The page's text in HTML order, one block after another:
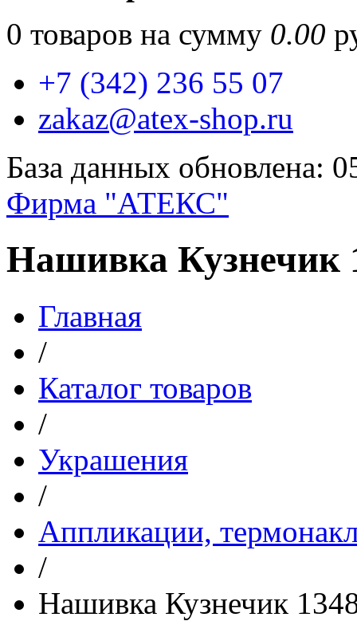
0 товаров на сумму 0.00
+7 (342) 236 55 07
zakaz@atex-shop.ru
База данных обновлена:
Фирма "АТЕКС"
Нашивка Кузнечик
Главная
/
Каталог товаров
/
Украшения
/
Аппликации,
/
Нашивка Кузнечик